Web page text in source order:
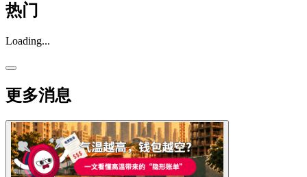
热门
Loading...
更多消息